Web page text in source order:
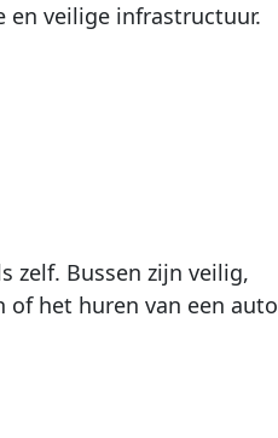
en veilige infrastructuur.
zelf. Bussen zijn veilig,
het huren van een